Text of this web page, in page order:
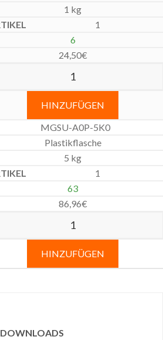
1 kg
1
6
24,50€
HINZUFÜGEN
MGSU-A0P-5K0
Plastikflasche
5 kg
1
63
86,96€
HINZUFÜGEN
DOWNLOADS